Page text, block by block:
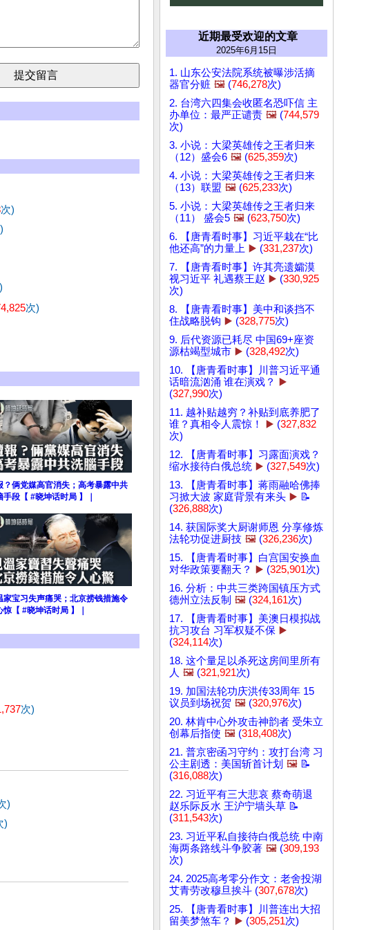
次)
次)
？俩党媒高官消失；高考暴露中共
手段【 #晓坤话时局 】｜
家宝习失声痛哭；北京捞钱措施令
惊【 #晓坤话时局 】｜
次)
)
)
近期最受欢迎的文章
2025年6月15日
1. 山东公安法院系统被曝涉活摘
器官分赃 🖼️ (746,278次)
2. 台湾六四集会收匿名恐吓信 主
办单位：最严正谴责 🖼️ (744,579
次)
3. 小说：大梁英雄传之王者归来
（12）盛会6 🖼️ (625,359次)
4. 小说：大梁英雄传之王者归来
（13）联盟 🖼️ (625,233次)
5. 小说：大梁英雄传之王者归来
（11） 盛会5 🖼️ (623,750次)
6. 【唐青看时事】习近平栽在“比
他还高”的力量上 ▶️ (331,237次)
7. 【唐青看时事】许其亮遗孀漠
视习近平 礼遇蔡王赵 ▶️ (330,925
次)
8. 【唐青看时事】美中和谈挡不
住战略脱钩 ▶️ (328,775次)
9. 后代资源已耗尽 中国69+座资
源枯竭型城市 ▶️ (328,492次)
10. 【唐青看时事】川普习近平通
话暗流汹涌 谁在演戏？
▶️
(327,990次)
11. 越补贴越穷？补贴到底养肥了
谁？真相令人震惊！
▶️ (327,832
次)
12. 【唐青看时事】习露面演戏？
缩水接待白俄总统 ▶️ (327,549次)
13. 【唐青看时事】蒋雨融哈佛捧
习掀大波 家庭背景有来头 ▶️ 📝
(326,888次)
14. 获国际奖大厨谢师恩 分享修炼
法轮功促进厨技 🖼️ (326,236次)
15. 【唐青看时事】白宫国安换血
对华政策要翻天？
▶️ (325,901次)
16. 分析：中共三类跨国镇压方式
德州立法反制 🖼️ (324,161次)
17. 【唐青看时事】美澳日模拟战
抗习攻台 习军权疑不保 ▶️
(324,114次)
18. 这个量足以杀死这房间里所有
人 🖼️ (321,921次)
19. 加国法轮功庆洪传33周年 15
议员到场祝贺 🖼️ (320,976次)
20. 林肯中心外攻击神韵者 受朱立
创幕后指使 🖼️ (318,408次)
21. 普京密函习守约：攻打台湾 习
公主剧透：美国斩首计划 🖼️ 📝
(316,088次)
22. 习近平有三大悲哀 蔡奇萌退
赵乐际反水 王沪宁墙头草 📝
(311,543次)
23. 习近平私自接待白俄总统 中南
海两条路线斗争胶著 🖼️ (309,193
次)
24. 2025高考零分作文：老舍投湖
艾青劳改穆旦挨斗 (307,678次)
25. 【唐青看时事】川普连出大招
留美梦煞车？
▶️ (305,251次)